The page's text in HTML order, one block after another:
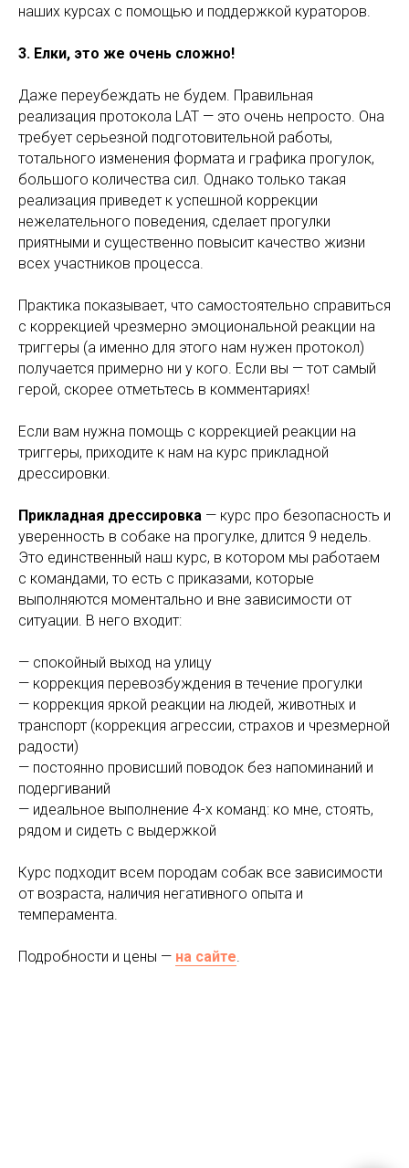
наших курсах с помощью и поддержкой кураторов.
3. Елки, это же очень сложно!
Даже переубеждать не будем. Правильная
реализация протокола LAT — это очень непросто. Она
требует серьезной подготовительной работы,
тотального изменения формата и графика прогулок,
большого количества сил. Однако только такая
реализация приведет к успешной коррекции
нежелательного поведения, сделает прогулки
приятными и существенно повысит качество жизни
всех участников процесса.
Практика показывает, что самостоятельно справиться
с коррекцией чрезмерно эмоциональной реакции на
триггеры (а именно для этого нам нужен протокол)
получается примерно ни у кого. Если вы — тот самый
герой, скорее отметьтесь в комментариях!
Если вам нужна помощь с коррекцией реакции на
триггеры, приходите к нам на курс прикладной
дрессировки.
Прикладная дрессировка — курс про безопасность и
уверенность в собаке на прогулке, длится 9 недель.
Это единственный наш курс, в котором мы работаем
с командами, то есть с приказами, которые
выполняются моментально и вне зависимости от
ситуации. В него входит:
— спокойный выход на улицу
— коррекция перевозбуждения в течение прогулки
— коррекция яркой реакции на людей, животных и
транспорт (коррекция агрессии, страхов и чрезмерной
радости)
— постоянно провисший поводок без напоминаний и
подергиваний
— идеальное выполнение 4-х команд: ко мне, стоять,
рядом и сидеть с выдержкой
Курс подходит всем породам собак все зависимости
от возраста, наличия негативного опыта и
темперамента.
Подробности и цены — на сайте.